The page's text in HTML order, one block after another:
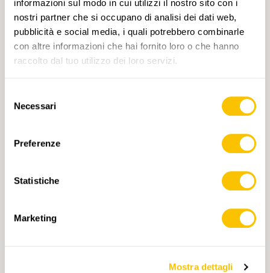
informazioni sul modo in cui utilizzi il nostro sito con i
nostri partner che si occupano di analisi dei dati web,
pubblicità e social media, i quali potrebbero combinarle
con altre informazioni che hai fornito loro o che hanno
raccolto dal tuo utilizzo dei loro servizi.
delNecessari
Preferenze
Statistiche
Marketing
Mostra dettagli
ASSOCIAZIONE PER L'ESCURSIONISMO
Nidwaldner Wanderwege
ISCRIZIONI
Escursione
Svizzera centrale